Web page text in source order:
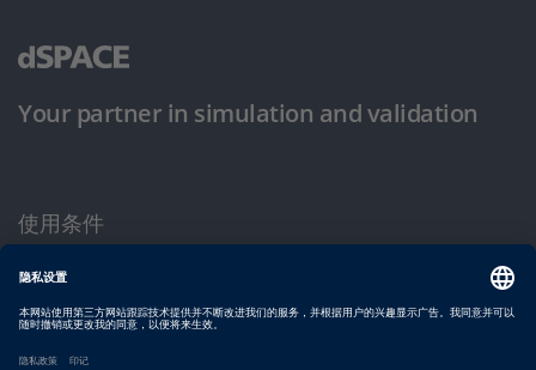
Your partner in simulation and validation
使用条件
隐私政策
版权声明与一般条款及条件